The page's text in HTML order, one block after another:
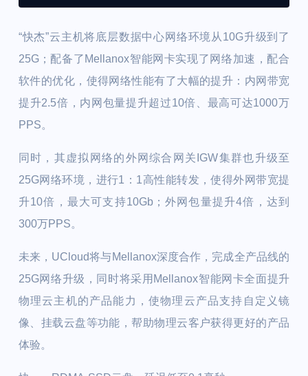
“快杰”云主机将底层数据中心网络环境从10G升级到了
25G；配备了Mellanox智能网卡实现了网络加速，配合
软件的优化，使得网络性能有了大幅的提升：内网带宽
提升2.5倍，内网包量提升超过10倍、最高可达1000万
PPS。
同时，其虚拟网络的外网综合网关IGW集群也升级至
25G网络环境，进行1：1高性能转发，使得外网带宽提
升10倍，最大可支持10Gb；外网包量提升4倍，达到
300万PPS。
未来，UCloud将与Mellanox深度合作，完成全产品线的
25G网络升级，同时将采用Mellanox智能网卡全面提升
物理云主机的产品能力，使物理云产品支持自定义镜
像、挂载云盘等功能，帮助物理云客户获得更好的产品
体验。